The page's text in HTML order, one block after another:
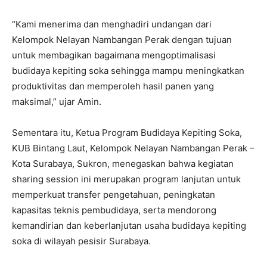
“Kami menerima dan menghadiri undangan dari
Kelompok Nelayan Nambangan Perak dengan tujuan
untuk membagikan bagaimana mengoptimalisasi
budidaya kepiting soka sehingga mampu meningkatkan
produktivitas dan memperoleh hasil panen yang
maksimal,” ujar Amin.
Sementara itu, Ketua Program Budidaya Kepiting Soka,
KUB Bintang Laut, Kelompok Nelayan Nambangan Perak –
Kota Surabaya, Sukron, menegaskan bahwa kegiatan
sharing session ini merupakan program lanjutan untuk
memperkuat transfer pengetahuan, peningkatan
kapasitas teknis pembudidaya, serta mendorong
kemandirian dan keberlanjutan usaha budidaya kepiting
soka di wilayah pesisir Surabaya.